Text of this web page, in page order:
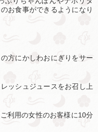
お食事ができるようになり
方にかしわおにぎりをサー
ッシュジュースをお召し上
用の女性のお客様に10分